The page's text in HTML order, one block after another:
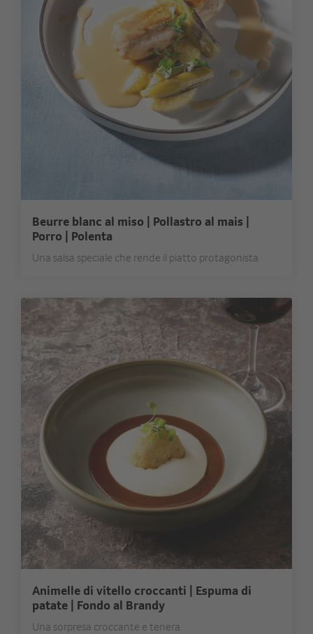
Beurre blanc al miso | Pollastro al mais |
Porro | Polenta
Una salsa speciale che rende il piatto protagonista
Animelle di vitello croccanti | Espuma di
patate | Fondo al Brandy
Una sorpresa croccante e tenera